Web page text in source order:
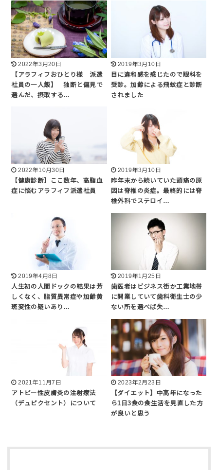
2022年3月20日
【アラフィフおひとり様 派遣
社員の一人飯】 独断と偏見で
選んだ、摂取する…
2019年3月10日
目に違和感を感じたので眼科を
受診。加齢による飛蚊症と診断
されました
2022年10月30日
【健康診断】ここ数年、高脂血
症に悩むアラフィフ派遣社員
2019年3月10日
昨年末から続いていた頭痛の原
因は脊椎の炎症。最終的には脊
椎外科でステロイ…
2019年4月8日
人生初の人間ドックの結果は芳
しくなく、脂質異常症や加齢黄
斑変性の疑いあり…
2019年1月25日
歯医者はビジネス街か工業地帯
に開業していて歯科衛生士の少
ない所を選べば失…
2021年11月7日
アトピー性皮膚炎の注射療法
（デュピクセント）について
2023年2月23日
【ダイエット】中高年になった
ら1日3食の食生活を見直した方
が良いと思う